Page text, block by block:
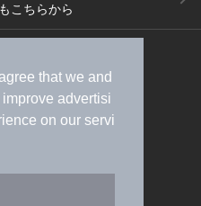
that we and
advertisi
on our servi
こちらから
広告出稿のご案内
ルMEMBERS+規約
記
ヘルプ
採用情報